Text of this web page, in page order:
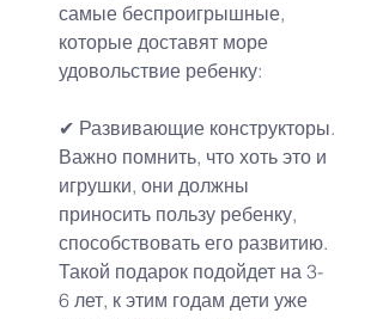
самые беспроигрышные,
которые доставят море
удовольствие ребенку:
✔ Развивающие конструкторы.
Важно помнить, что хоть это и
игрушки, они должны
приносить пользу ребенку,
способствовать его развитию.
Такой подарок подойдет на 3-
6 лет, к этим годам дети уже